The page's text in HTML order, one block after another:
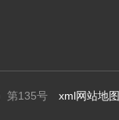
第135号 xml网站地图